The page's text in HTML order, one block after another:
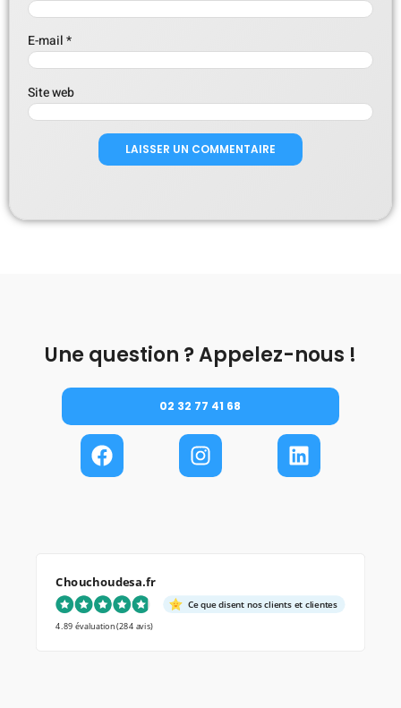
E-mail*
Site web
Une question ? Appelez-nous !
02 32 77 41 68
Chouchoudesa.fr
Ce que disent nos clients et clientes
4.89 évaluation(284 avis)